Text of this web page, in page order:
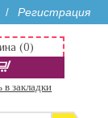
/ Регистрация
(0)
в закладки